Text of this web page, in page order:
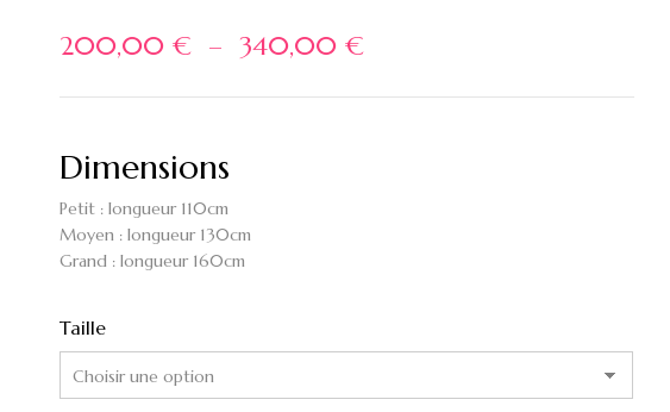
200,00€ – 340,00€
Dimensions
Petit : longueur 110cm
Moyen : longueur 130cm
Grand : longueur 160cm
Taille